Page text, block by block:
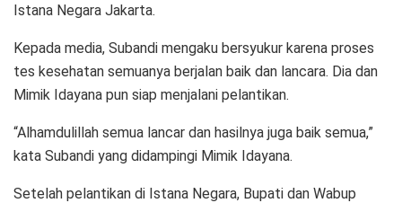
Istana Negara Jakarta.
Kepada media, Subandi mengaku bersyukur karena proses
tes kesehatan semuanya berjalan baik dan lancara. Dia dan
Mimik Idayana pun siap menjalani pelantikan.
“Alhamdulillah semua lancar dan hasilnya juga baik semua,”
kata Subandi yang didampingi Mimik Idayana.
Setelah pelantikan di Istana Negara, Bupati dan Wabup